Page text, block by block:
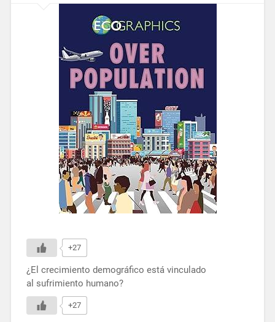
+27
¿El crecimiento demográfico está vinculado
al sufrimiento humano?
+27